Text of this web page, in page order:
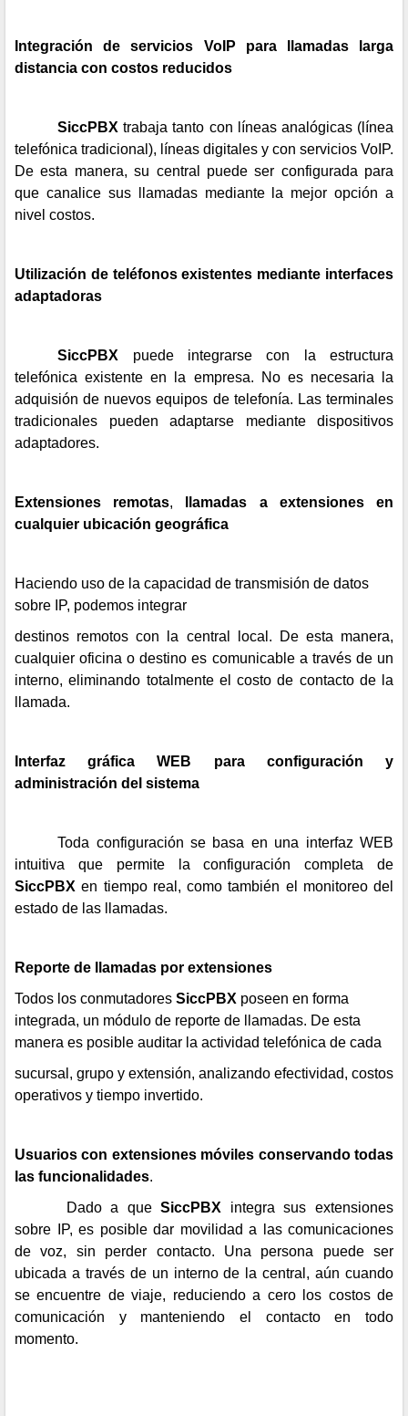
Integración de servicios VoIP para llamadas larga
distancia con costos reducidos
SiccPBX trabaja tanto con líneas analógicas (línea
telefónica tradicional), líneas digitales y con servicios VoIP.
De esta manera, su central puede ser configurada para
que canalice sus llamadas mediante la mejor opción a
nivel costos.
Utilización de teléfonos existentes mediante interfaces
adaptadoras
SiccPBX puede integrarse con la estructura
telefónica existente en la empresa. No es necesaria la
adquisión de nuevos equipos de telefonía. Las terminales
tradicionales pueden adaptarse mediante dispositivos
adaptadores.
Extensiones remotas,
llamadas a extensiones en
cualquier ubicación geográfica
Haciendo uso de la capacidad de transmisión de datos
sobre IP, podemos integrar
destinos remotos con la central local. De esta manera,
cualquier oficina o destino es comunicable a través de un
interno, eliminando totalmente el costo de contacto de la
llamada.
Interfaz gráfica WEB para configuración y
administración del sistema
Toda configuración se basa en una interfaz WEB
intuitiva que permite la configuración completa de
SiccPBX en tiempo real, como también el monitoreo del
estado de las llamadas.
Reporte de llamadas por extensiones
Todos los conmutadores SiccPBX poseen en forma
integrada, un módulo de reporte de llamadas. De esta
manera es posible auditar la actividad telefónica de cada
sucursal, grupo y extensión, analizando efectividad, costos
operativos y tiempo invertido.
Usuarios con extensiones móviles conservando todas
las funcionalidades.
Dado a queSiccPBX integra sus extensiones
sobre IP, es posible dar movilidad a las comunicaciones
de voz, sin perder contacto. Una persona puede ser
ubicada a través de un interno de la central, aún cuando
se encuentre de viaje, reduciendo a cero los costos de
comunicación y manteniendo el contacto en todo
momento.